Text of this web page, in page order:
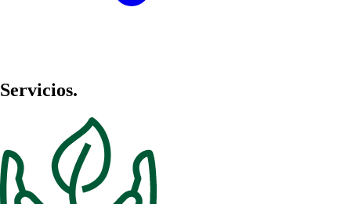
Servicios.